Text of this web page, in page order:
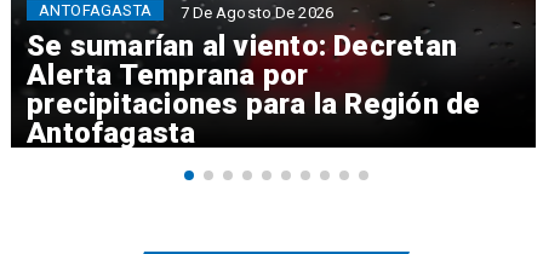
Se sumarían al viento: Decretan
Alerta Temprana por
precipitaciones para la Región de
Antofagasta
ANTOFAGASTA 7 De Agosto De 2026